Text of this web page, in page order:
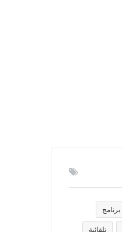
برنامج
تلقائية